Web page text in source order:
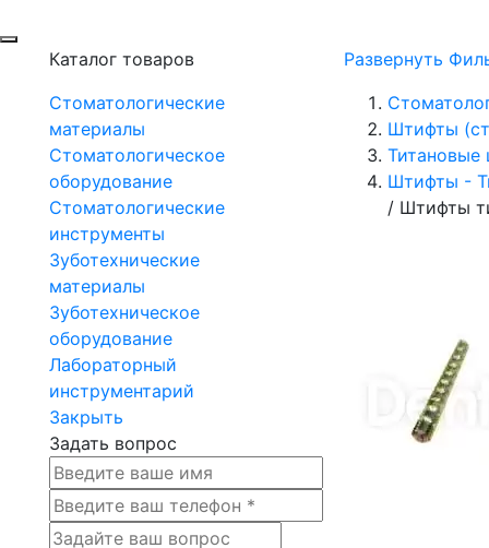
Каталог товаров
Стоматологические
материалы
Стоматологическое
оборудование
Стоматологические
инструменты
Зуботехнические
материалы
Зуботехническое
оборудование
Лабораторный
инструментарий
Закрыть
Задать вопрос
Развернуть
Штифты
Титановые
Штифты -
/ Штифты